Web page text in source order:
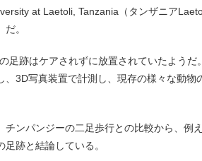
at Laetoli, Tanzania（タンザニア
。
足跡はケアされずに放置されていたよう
、3D写真装置で計測し、現存の様々な動物
チンパンジーの二足歩行との比較から、例
跡と結論している。